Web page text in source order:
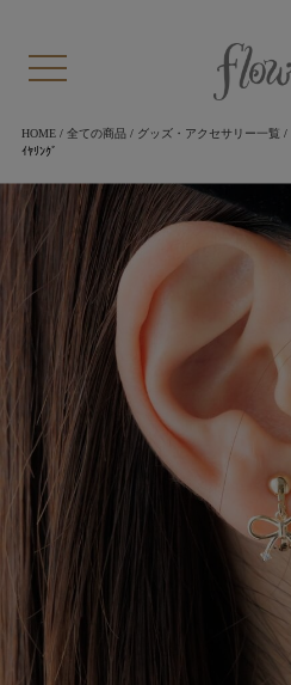
HOME/ 全ての商品/ グッズ・アクセサリー一覧 /
ｲﾔﾘﾝｸﾞ